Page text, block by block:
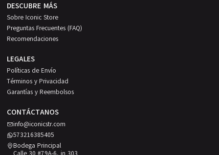
DESCUBRE MÁS
Sobre Iconic Store
Preguntas Frecuentes (FAQ)
Recomendaciones
LEGALES
Políticas de Envío
Términos y Privacidad
Garantías y Reembolsos
CONTÁCTANOS
info@iconicstr.com
573216385405
Bodega Principal